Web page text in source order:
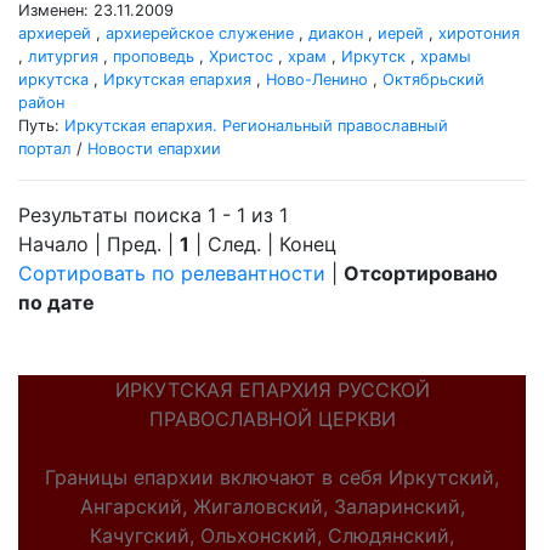
Изменен: 23.11.2009
архиерей , архиерейское служение , диакон , иерей , хиротония
, литургия , проповедь , Христос , храм , Иркутск , храмы
иркутска , Иркутская епархия , Ново-Ленино , Октябрьский
район
Путь: Иркутская епархия. Региональный православный
портал / Новости епархии
Результаты поиска 1 - 1 из 1
Начало | Пред. | 1 | След. | Конец
Сортировать по релевантности
Отсортировано
по дате
ИРКУТСКАЯ ЕПАРХИЯ РУССКОЙ
ПРАВОСЛАВНОЙ ЦЕРКВИ
Границы епархии включают в себя Иркутский,
Ангарский, Жигаловский, Заларинский,
Качугский, Ольхонский, Слюдянский,